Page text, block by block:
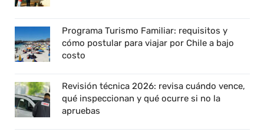
Programa Turismo Familiar: requisitos y
cómo postular para viajar por Chile a bajo
costo
Revisión técnica 2026: revisa cuándo vence,
qué inspeccionan y qué ocurre si no la
apruebas